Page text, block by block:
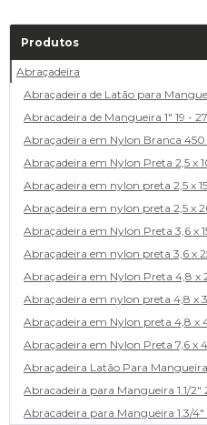
Produtos
Abraçadeira
Abraçadeira de Latão para
Abracadeira de Mangueira 1" 19 -
Abraçadeira em Nylon Branca
Abraçadeira em Nylon Preta 2,5 x
Abraçadeira em nylon preta 2,5 x
Abraçadeira em nylon preta 2,5 x
Abraçadeira em Nylon Preta 3,6 x
Abraçadeira em nylon preta 3,6 x
Abraçadeira em Nylon Preta 4,8
Abraçadeira em nylon preta 4,8 x
Abraçadeira em Nylon preta 4,8 x
Abraçadeira em Nylon Preta 7,6
Abraçadeira Latão Para Mangueira
Abracadeira para Mangueira 1.1/
Abracadeira para Mangueira 1.3/